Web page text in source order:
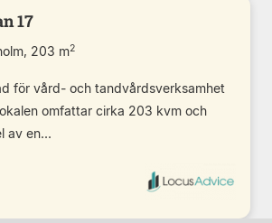
17
203 m2
för vård- och tandvårdsverksamhet
omfattar cirka 203 kvm och
av en...